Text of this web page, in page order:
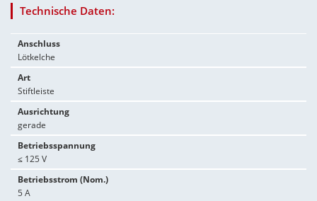
Technische Daten:
Anschluss
Lötkelche
Art
Stiftleiste
Ausrichtung
gerade
Betriebsspannung
≤ 125 V
Betriebsstrom (Nom.)
5 A